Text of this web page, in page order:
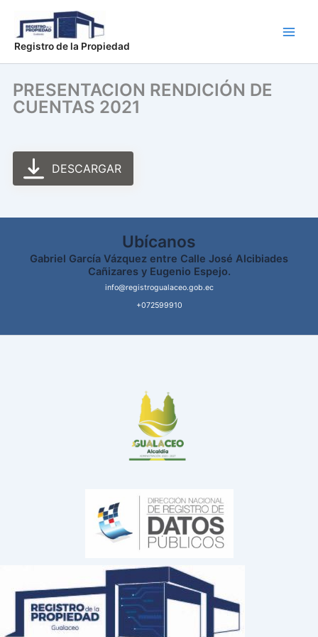
contenido
Registro de la Propiedad
PRESENTACION RENDICIÓN DE
CUENTAS 2021
DESCARGAR
Ubícanos
Gabriel García Vázquez entre Calle José Alcibiades
Cañizares y Eugenio Espejo.
info@registrogualaceo.gob.ec
+072599910